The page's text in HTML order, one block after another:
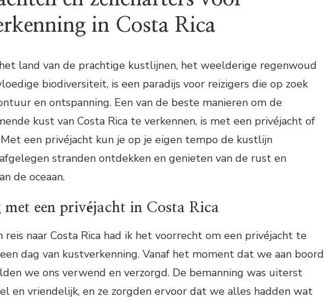
in Costa Rica
het land van de prachtige kustlijnen, het weelderige regenwoud
biodiversiteit, is een paradijs voor reizigers die op zoek
en ontspanning. Een van de beste manieren om de
kust van Costa Rica te verkennen, is met een privéjacht of
een privéjacht kun je op je eigen tempo de kustlijn
stranden ontdekken en genieten van de rust en
de oceaan.
een privéjacht in Costa Rica
reis naar Costa Rica had ik het voorrecht om een privéjacht te
dag van kustverkenning. Vanaf het moment dat we aan boord
we ons verwend en verzorgd. De bemanning was uiterst
en vriendelijk, en ze zorgden ervoor dat we alles hadden wat